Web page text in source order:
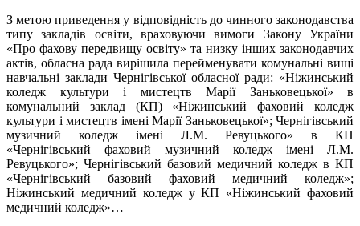
З метою приведення у відповідність до чинного законодавства
типу закладів освіти, враховуючи вимоги Закону України
«Про фахову передвищу освіту» та низку інших законодавчих
актів, обласна рада вирішила перейменувати комунальні вищі
навчальні заклади Чернігівської обласної ради: «Ніжинський
коледж культури і мистецтв Марії Заньковецької» в
комунальний заклад (КП) «Ніжинський фаховий коледж
культури і мистецтв імені Марії Заньковецької»; Чернігівський
музичний коледж імені Л.М. Ревуцького» в КП
«Чернігівський фаховий музичний коледж імені Л.М.
Ревуцького»; Чернігівський базовий медичний коледж в КП
«Чернігівський базовий фаховий медичний коледж»;
Ніжинський медичний коледж у КП «Ніжинський фаховий
медичний коледж»…